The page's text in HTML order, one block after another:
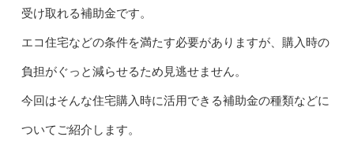
受け取れる補助金です。
エコ住宅などの条件を満たす必要がありますが、購入時の
負担がぐっと減らせるため見逃せません。
今回はそんな住宅購入時に活用できる補助金の種類などに
ついてご紹介します。